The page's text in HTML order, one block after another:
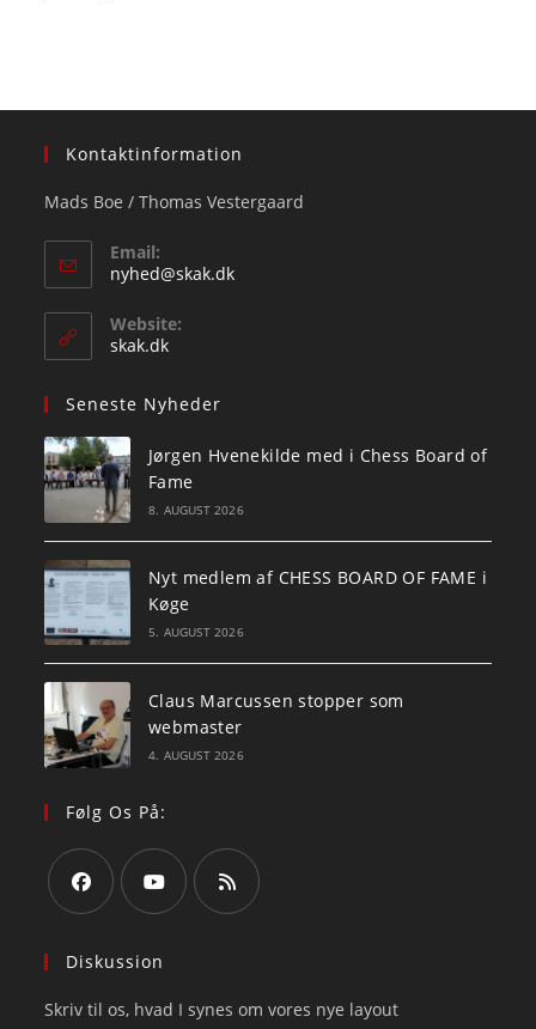
Kontaktinformation
Mads Boe / Thomas Vestergaard
Email:
nyhed@skak.dkOpens
Website:
skak.dk
Seneste Nyheder
Jørgen Hvenekilde med i Chess Board of
Fame
8. AUGUST 2026
Nyt medlem af CHESS BOARD OF FAME i
Køge
5. AUGUST 2026
Claus Marcussen stopper som
webmaster
4. AUGUST 2026
Følg Os På:
in
new
in
new
new
Diskussion
Skriv til os, hvad I synes om vores nye layout